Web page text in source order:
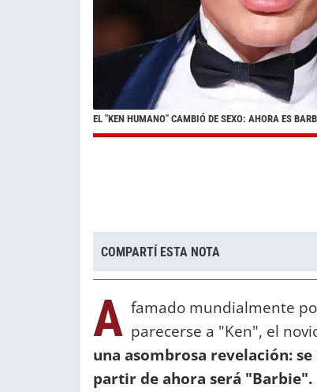
EL "KEN HUMANO" CAMBIÓ DE SEXO: AHORA ES
COMPARTÍ ESTA NOTA
A famado mundialmente
parecerse a "Ken", el
una asombrosa revelación:
partir de ahora será "Barbie".